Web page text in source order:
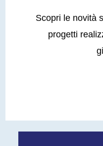
Scopri le novità
progetti